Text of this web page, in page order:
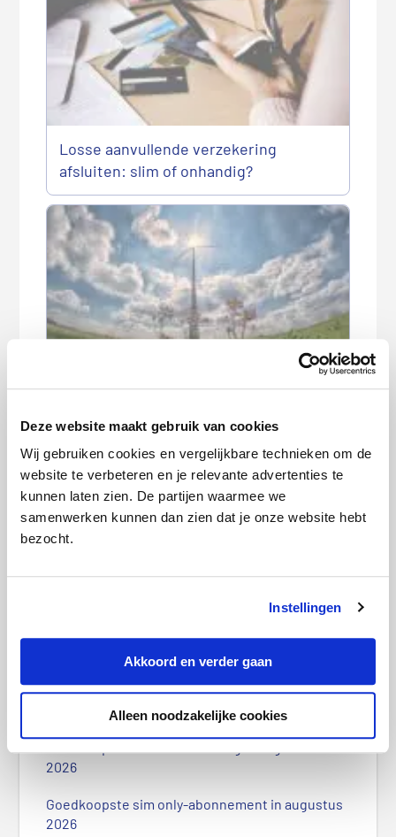
Deze website maakt gebruik van cookies
Wij gebruiken cookies en vergelijkbare technieken om de
website te verbeteren en je relevante advertenties te
kunnen laten zien. De partijen waarmee we
samenwerken kunnen dan zien dat je onze website hebt
bezocht.
Instellingen
Akkoord en verder gaan
Alleen noodzakelijke cookies
Losse aanvullende verzekering
afsluiten: slim of onhandig?
Feit of fabel: je kunt alleen aan het
einde van het jaar overstappen van
Zorgverzekeringspremies bekend: dit
zijn de drie goedkoopste
P
r
m
Meest recente berichten
2026
Goedkoopste sim only-abonnement in augustus
2026